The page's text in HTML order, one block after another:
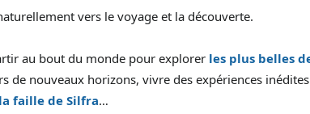
vers le voyage et la découverte.
au bout du monde pour explorer les plus belles
de nouveaux horizons, vivre des expériences
faille de Silfra…